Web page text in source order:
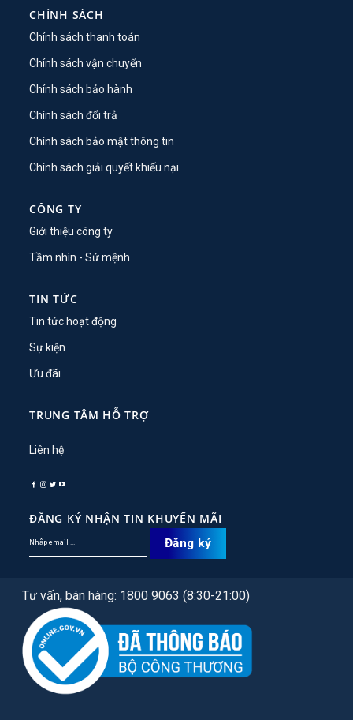
CHÍNH SÁCH
Chính sách thanh toán
Chính sách vận chuyển
Chính sách bảo hành
Chính sách đổi trả
Chính sách bảo mật thông tin
Chính sách giải quyết khiếu nại
CÔNG TY
Giới thiệu công ty
Tầm nhìn - Sứ mệnh
TIN TỨC
Tin tức hoạt động
Sự kiện
Ưu đãi
TRUNG TÂM HỖ TRỢ
Liên hệ
ĐĂNG KÝ NHẬN TIN KHUYẾN MÃI
Tư vấn, bán hàng: 1800 9063 (8:30-21:00)